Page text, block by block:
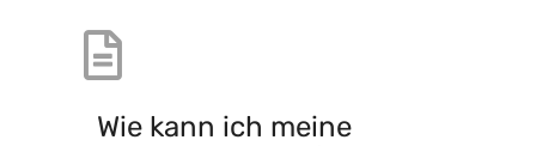
Wie kann ich meine